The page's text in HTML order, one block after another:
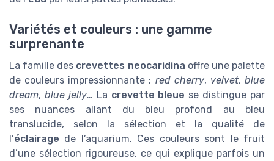
Variétés et couleurs : une gamme
surprenante
La famille des crevettes neocaridina offre une palette
de couleurs impressionnante : red cherry, velvet,blue
dream, blue jelly… La crevette bleue se distingue par
ses nuances allant du bleu profond au bleu
translucide, selon la sélection et la qualité de
l’éclairage de l’aquarium. Ces couleurs sont le fruit
d’une sélection rigoureuse, ce qui explique parfois un